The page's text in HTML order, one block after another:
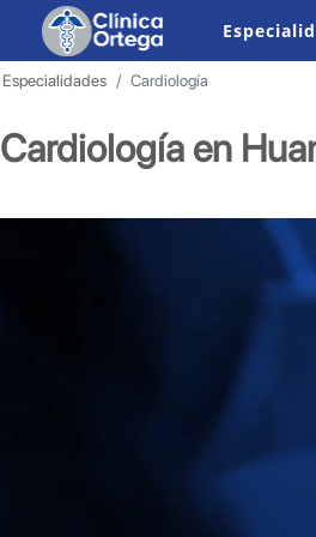
Especialidades Cardiología
Cardiología en